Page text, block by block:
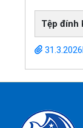
Tệp đính